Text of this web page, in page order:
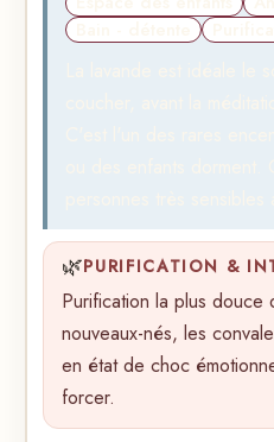
🌿PURIFICATION &
Purification la plus douce
nouveaux-nés, les
en état de choc
forcer.